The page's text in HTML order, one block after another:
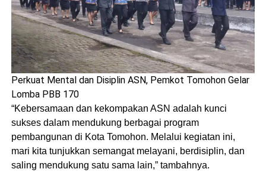
Perkuat Mental dan Disiplin ASN, Pemkot Tomohon Gelar
Lomba PBB 170
“Kebersamaan dan kekompakan ASN adalah kunci
sukses dalam mendukung berbagai program
pembangunan di Kota Tomohon. Melalui kegiatan ini,
mari kita tunjukkan semangat melayani, berdisiplin, dan
saling mendukung satu sama lain,” tambahnya.